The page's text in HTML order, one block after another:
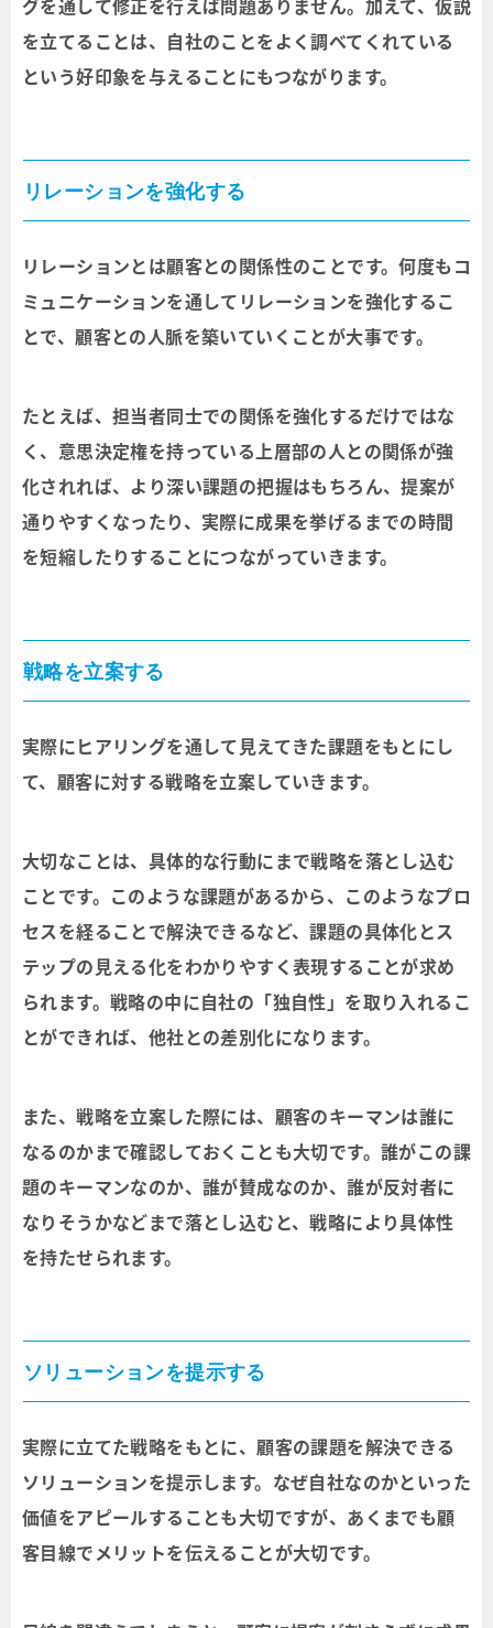
グを通して修正を行えば問題ありません。加えて、仮説
を立てることは、自社のことをよく調べてくれている
という好印象を与えることにもつながります。
リレーションを強化する
リレーションとは顧客との関係性のことです。何度もコ
ミュニケーションを通してリレーションを強化するこ
とで、顧客との人脈を築いていくことが大事です。
たとえば、担当者同士での関係を強化するだけではな
く、意思決定権を持っている上層部の人との関係が強
化されれば、より深い課題の把握はもちろん、提案が
通りやすくなったり、実際に成果を挙げるまでの時間
を短縮したりすることにつながっていきます。
戦略を立案する
実際にヒアリングを通して見えてきた課題をもとにし
て、顧客に対する戦略を立案していきます。
大切なことは、具体的な行動にまで戦略を落とし込む
ことです。このような課題があるから、このようなプロ
セスを経ることで解決できるなど、課題の具体化とス
テップの見える化をわかりやすく表現することが求め
られます。戦略の中に自社の「独自性」を取り入れるこ
とができれば、他社との差別化になります。
また、戦略を立案した際には、顧客のキーマンは誰に
なるのかまで確認しておくことも大切です。誰がこの課
題のキーマンなのか、誰が賛成なのか、誰が反対者に
なりそうかなどまで落とし込むと、戦略により具体性
を持たせられます。
ソリューションを提示する
実際に立てた戦略をもとに、顧客の課題を解決できる
ソリューションを提示します。なぜ自社なのかといった
価値をアピールすることも大切ですが、あくまでも顧
客目線でメリットを伝えることが大切です。